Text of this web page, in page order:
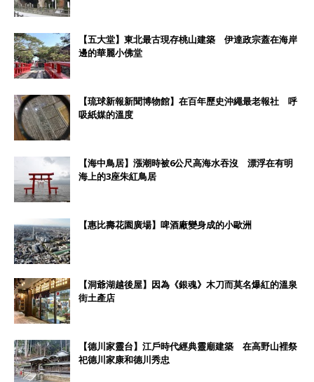
【五大堂】東北最古現存桃山建築 伊達政宗蓋在海岸
邊的華麗小佛堂
【琉球新報新聞博物館】在百年歷史沖繩最老報社 呼
吸紙媒的溫度
【海中鳥居】漲潮時被6公尺高海水吞沒 漂浮在有明
海上的3座朱紅鳥居
【惠比壽花園廣場】啤酒廠變身成的小歐洲
【洞爺湖越後屋】因為《銀魂》木刀而莫名爆紅的溫泉
街土產店
【德川家靈台】江戶時代經典靈廟建築 在高野山裡祭
祀德川家康和德川秀忠